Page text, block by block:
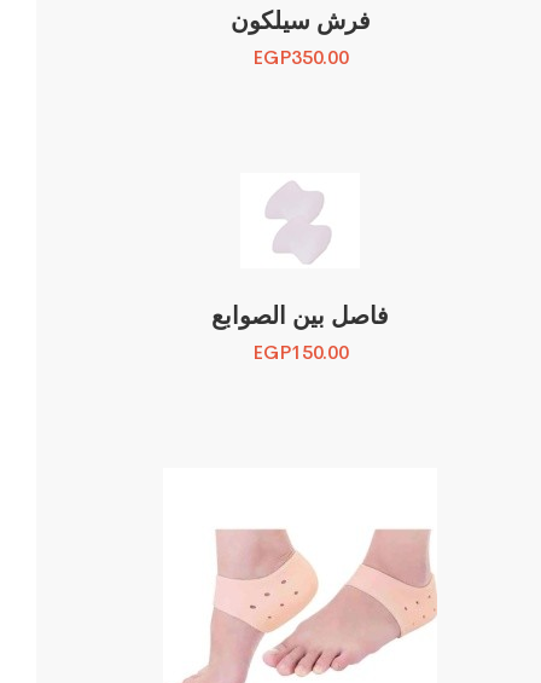
فرش سيلكون
EGP350.00
فاصل بين الصوابع
EGP150.00